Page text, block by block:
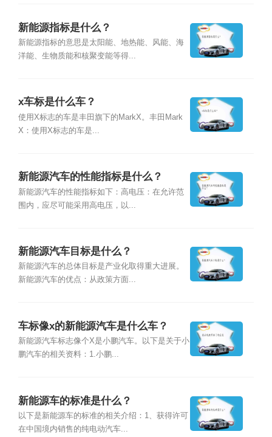
新能源指标是什么？
新能源指标的意思是太阳能、地热能、风能、海
洋能、生物质能和核聚变能等得...
x车标是什么车？
使用X标志的车是丰田旗下的MarkX。丰田Mark
X：使用X标志的车是...
新能源汽车的性能指标是什么？
新能源汽车的性能指标如下：高电压：在允许范
围内，应尽可能采用高电压，以...
新能源汽车目标是什么？
新能源汽车的总体目标是产业化取得重大进展。
新能源汽车的优点：从政策方面...
车标像x的新能源汽车是什么车？
新能源汽车标志像个X是小鹏汽车。以下是关于小
鹏汽车的相关资料：1.小鹏...
新能源车的标准是什么？
以下是新能源车的标准的相关介绍：1、获得许可
在中国境内销售的纯电动汽车...